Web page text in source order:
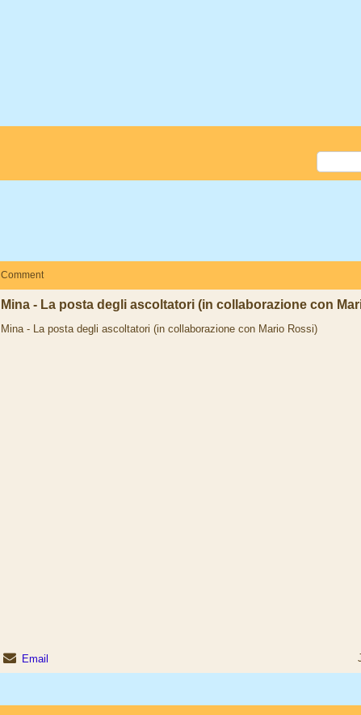
Comment
Mina - La posta degli ascoltatori (in collaborazione con
Mina - La posta degli ascoltatori (in collaborazione con Mario Rossi)
Email